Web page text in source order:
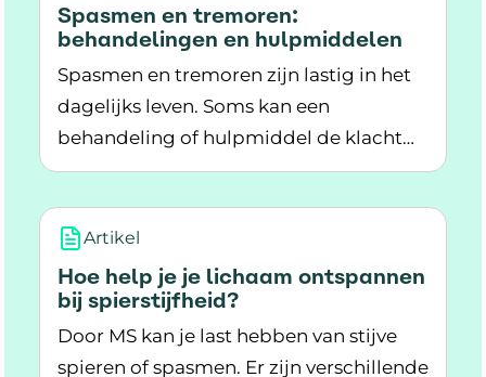
Spasmen en tremoren:
behandelingen en hulpmiddelen
Spasmen en tremoren zijn lastig in het
dagelijks leven. Soms kan een
behandeling of hulpmiddel de klacht
beperken.
Lees meer over Spasmen en tremoren:
Artikel
Hoe help je je lichaam ontspannen
bij spierstijfheid?
Door MS kan je last hebben van stijve
spieren of spasmen. Er zijn verschillende